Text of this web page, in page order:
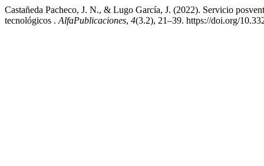
Castañeda Pacheco, J. N., & Lugo García, J. (2022). Servicio
tecnológicos . AlfaPublicaciones, 4(3.2), 21–39. https://doi.org/